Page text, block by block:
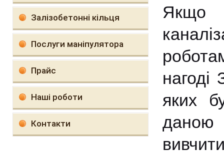
Залізобетонні кільця
Послуги маніпулятора
Прайс
Наші роботи
Контакти
Якщо
нагоді
яких
даною